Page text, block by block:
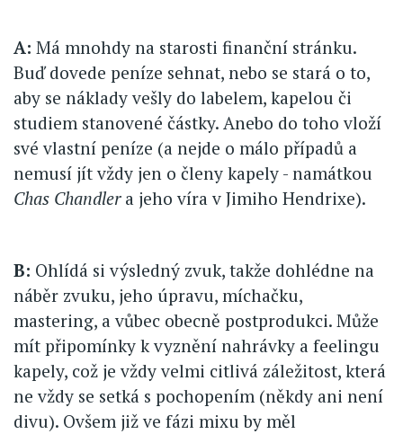
A: Má mnohdy na starosti finanční stránku.
Buď dovede peníze sehnat, nebo se stará o to,
aby se náklady vešly do labelem, kapelou či
studiem stanovené částky. Anebo do toho vloží
své vlastní peníze (a nejde o málo případů a
nemusí jít vždy jen o členy kapely - namátkou
Chas Chandlera jeho víra v Jimiho Hendrixe).
B: Ohlídá si výsledný zvuk, takže dohlédne na
náběr zvuku, jeho úpravu, míchačku,
mastering, a vůbec obecně postprodukci. Může
mít připomínky k vyznění nahrávky a feelingu
kapely, což je vždy velmi citlivá záležitost, která
ne vždy se setká s pochopením (někdy ani není
divu). Ovšem již ve fázi mixu by měl